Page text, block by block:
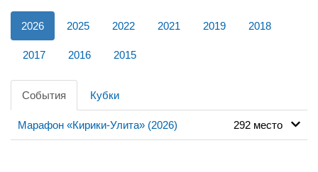
2026 2025 2022 2021 2019 2018
2017 2016 2015
События Кубки
Марафон «Кирики-Улита» (2026) 292 место